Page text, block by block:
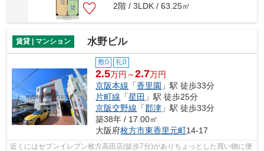
2階 / 3LDK / 63.25㎡
賃貸 | マンション 水野ビル
敷0 礼0
2.5万円～2.7万円
京阪本線 「香里園 」駅 徒歩33分
片町線 「星田 」駅 徒歩25分
京阪交野線 「郡津 」駅 徒歩33分
築38年 / 17.00㎡
大阪府枚方市東香里元町14-17
近くにはセブンイレブン枚方高田店(徒歩7分)がありちょっとした買い物に便